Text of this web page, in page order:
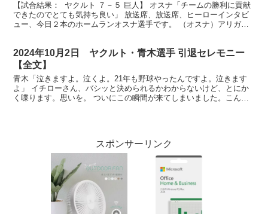
【試合結果： ヤクルト ７－５ 巨人】 オスナ「チームの勝利に貢献
できたのでとても気持ち良い」 放送席、放送席、ヒーローインタビ
ュー、今日２本のホームランオスナ選手です。 （オスナ）アリガト
2024年10月2日 ヤクルト・青木選手 引退セレモニー
【全文】
青木「泣きますよ。泣くよ。21年も野球やったんですよ。泣きます
よ」 イチローさん、バシッと決められるかわからないけど、とにか
く喋ります。思いを。 ついにこの瞬間が来てしまいました。こんな
スポンサーリンク